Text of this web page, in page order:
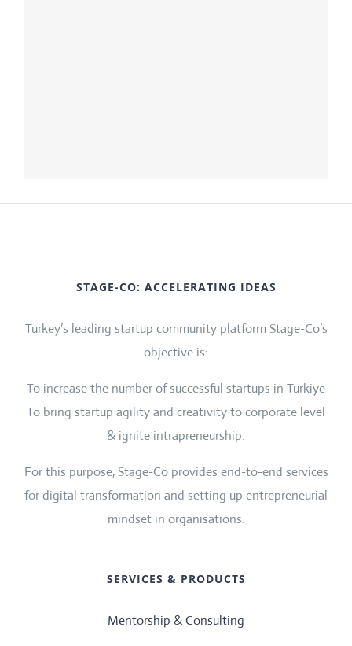
STAGE-CO: ACCELERATING IDEAS
Turkey’s leading startup community platform Stage-Co’s
objective is:
To increase the number of successful startups in Turkiye
To bring startup agility and creativity to corporate level
& ignite intrapreneurship.
For this purpose, Stage-Co provides end-to-end services
for digital transformation and setting up entrepreneurial
mindset in organisations.
SERVICES & PRODUCTS
Mentorship & Consulting